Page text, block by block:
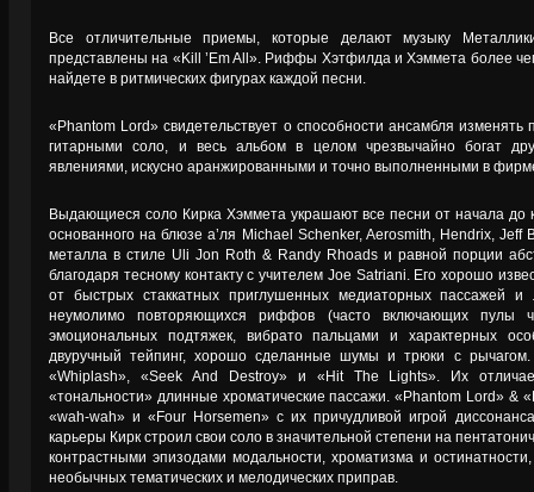
Все отличительные приемы, которые делают музыку
представлены на «Kill ’Em All». Риффы Хэтфилда и Хэммета более
найдете в ритмических фигурах каждой песни.
«Phantom Lord» свидетельствует о способности ансамбля
гитарными соло, и весь альбом в целом чрезвычайно богат
явлениями, искусно аранжированными и точно выполненными в
Выдающиеся соло Кирка Хэммета украшают все песни от начала до
основанного на блюзе а’ля Michael Schenker, Aerosmith, Hendrix, Jeff
металла в стиле Uli Jon Roth & Randy Rhoads и равной порции
благодаря тесному контакту с учителем Joe Satriani. Его хорошо
от быстрых стаккатных приглушенных медиаторных пассажей и
неумолимо повторяющихся риффов (часто включающих пулы
эмоциональных подтяжек, вибрато пальцами и характерных
двуручный тейпинг, хорошо сделанные шумы и трюки с
«Whiplash», «Seek And Destroy» и «Hit The Lights». Их
«тональности» длинные хроматические пассажи. «Phantom Lord» &
«wah-wah» и «Four Horsemen» с их причудливой игрой
карьеры Кирк строил свои соло в значительной степени на
контрастными эпизодами модальности, хроматизма и
необычных тематических и мелодических приправ.